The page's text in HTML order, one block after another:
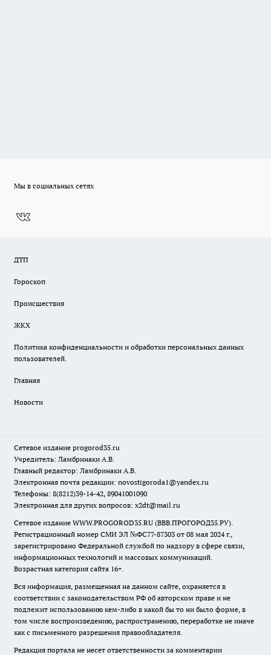
Мы в социальных сетях
ДТП
Гороскоп
Происшествия
ЖКХ
Политика конфиденциальности и обработки персональных данных
пользователей.
Главная
Новости
Сетевое издание progorod35.ru
Учредитель: Ламбринаки А.В.
Главный редактор: Ламбринаки А.В.
Электронная почта редакции: novostigoroda1@yandex.ru
Телефоны: 8(8212)39-14-42, 89041001090
Электронная для других вопросов: x2dt@mail.ru
Сетевое издание WWW.PROGOROD35.RU (ВВВ.ПРОГОРОД35.РУ).
Регистрационный номер СМИ ЭЛ №ФС77-87303 от 08 мая 2024 г.,
зарегистрировано Федеральной службой по надзору в сфере связи,
информационных технологий и массовых коммуникаций.
Возрастная категория сайта 16+.
Вся информация, размещенная на данном сайте, охраняется в
соответствии с законодательством РФ об авторском праве и не
подлежит использованию кем-либо в какой бы то ни было форме, в
том числе воспроизведению, распространению, переработке не иначе
как с письменного разрешения правообладателя.
Редакция портала не несет ответственности за комментарии